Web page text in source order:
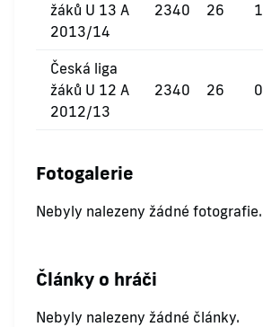
žáků U 13 A
2013/14
2340 26 1
Česká liga
žáků U 12 A
2012/13
2340 26 0
Fotogalerie
Nebyly nalezeny žádné fotografie.
Články o hráči
Nebyly nalezeny žádné články.